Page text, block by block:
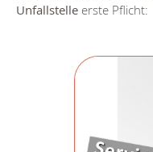
Unfallstelle erste Pflicht: